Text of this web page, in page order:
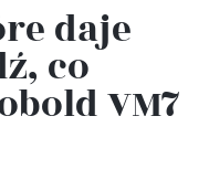
daje
co
VM7